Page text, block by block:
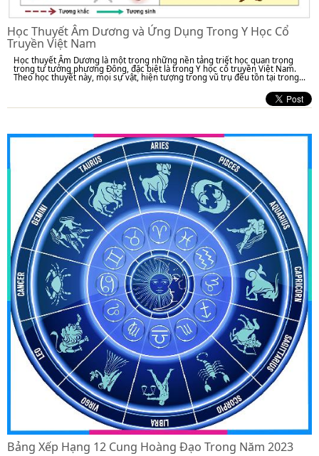
Học Thuyết Âm Dương và Ứng Dụng Trong Y Học Cổ
Truyền Việt Nam
Học thuyết Âm Dương là một trong những nền tảng triết học quan trọng
trong tư tưởng phương Đông, đặc biệt là trong Y học cổ truyền Việt Nam.
Theo học thuyết này, mọi sự vật, hiện tượng trong vũ trụ đều tồn tại trong...
Bảng Xếp Hạng 12 Cung Hoàng Đạo Trong Năm 2023